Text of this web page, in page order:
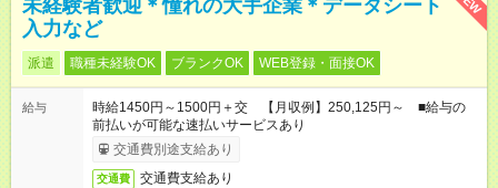
未経験者歓迎＊憧れの大手企業＊データシート
入力など
派遣 職種未経験OK ブランクOK WEB登録・面接OK
給与
時給1450円～1500円＋交 【月収例】250,125円～ ■給与の
前払いが可能な速払いサービスあり
交通費別途支給あり
交通費 交通費支給あり